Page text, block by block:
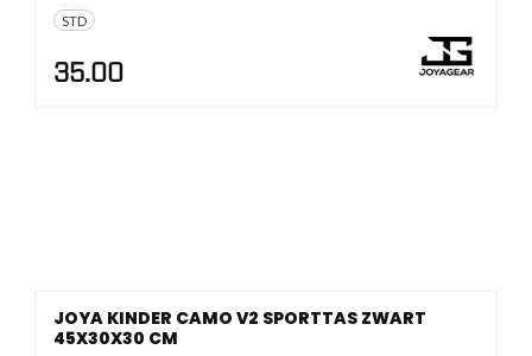
STD
35.00
JOYA KINDER CAMO V2 SPORTTAS ZWART
45X30X30 CM